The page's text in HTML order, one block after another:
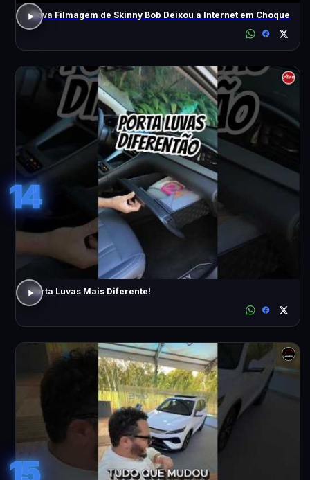
Nova Filmagem de Skinny Bob Deixou a Internet em Choque
14
Porta Luvas Mais Diferente!